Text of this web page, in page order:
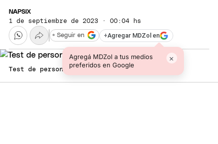
NAPSIX
1 de septiembre de 2023 · 00:04 hs
+Agregar MDZol en
Agregá MDZol a tus medios
preferidos en Google
×
+ Seguir en
Test de personalidad